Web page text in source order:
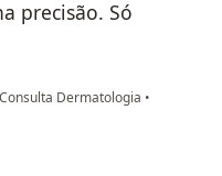
precisão. Só
Consulta Dermatologia •